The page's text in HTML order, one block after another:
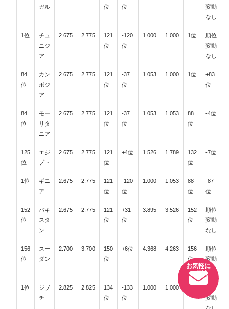
ガル
位
位
変動
なし
1位
チュ
ニジ
ア
2.675 2.775
121
位
-120
位
1.000 1.000 1位
順位
変動
なし
84
位
カン
ボジ
ア
2.675 2.775
121
位
-37
位
1.053 1.000 1位
+83
位
84
位
モー
リタ
ニア
2.675 2.775
121
位
-37
位
1.053 1.053
88
位
-4位
125
位
エジ
プト
2.675 2.775
121
位
+4位 1.526 1.789
132
位
-7位
1位
ギニ
ア
2.675 2.775
121
位
-120
位
1.000 1.053
88
位
-87
位
152
位
パキ
スタ
ン
2.675 2.775
121
位
+31
位
3.895 3.526
152
位
順位
変動
なし
156
位
スー
ダン
2.700 3.700
150
位
+6位 4.368 4.263
156
位
順位
変動
なし
1位
ジブ
チ
2.825 2.825
134
位
-133
位
1.000 1.000
順位
変動